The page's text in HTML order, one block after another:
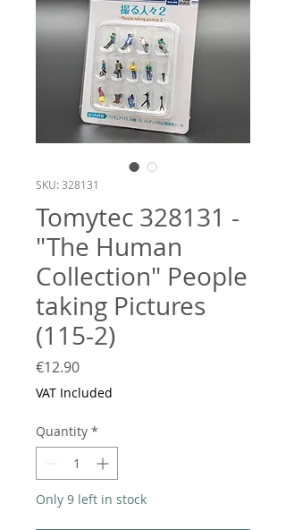
SKU: 328131
Tomytec 328131 -
"The Human
Collection" People
taking Pictures
(115-2)
€12.90Price
VAT Included
Quantity *
Only 9 left in stock